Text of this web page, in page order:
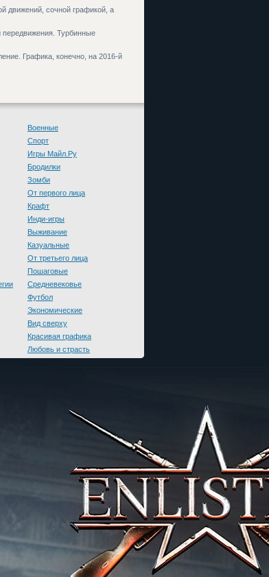
движений, сочной графикой, а
передвижения. Турбинные
Графика, конечно, на 2016-й
Военные
Спорт
Игры Майл.Ру
Бродилки
Зомби
От первого лица
Крафт
Инди-игры
Выживание
Казуальные
От третьего лица
Пошаговые
Средневековье
Футбол
Экономические
Вид сверху
Красивая графика
Любовь и страсть